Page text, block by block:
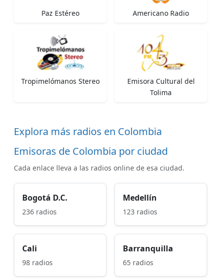
Paz Estéreo Americano Radio
Tropimelómanos Stereo
Emisora Cultural del
Tolima
Explora más radios en Colombia
Emisoras de Colombia por ciudad
Cada enlace lleva a las radios online de esa ciudad.
Bogotá D.C.
236 radios
Medellín
123 radios
Cali
98 radios
Barranquilla
65 radios